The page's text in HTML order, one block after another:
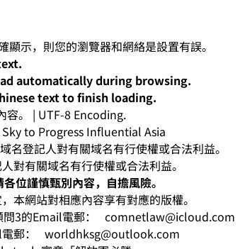
automatically during browsing.
text to finish loading.
容。 | UTF-8 Encoding.
Sky to Progress Influential Asia
登記人對有關域名有行使權或合法利益。
對有關域名有行使權或合法利益。
各位謹慎甄別內容，自擔風險。
網站對相應內容享有對應的版權。
3的Email電郵： comnetlaw@icloud.com
郵： worldhksg@outlook.com